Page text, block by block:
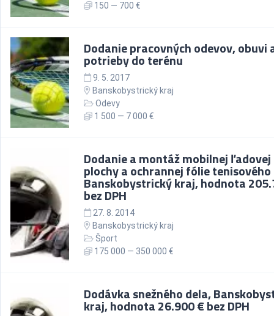
150 — 700 €
Dodanie pracovných odevov, obuvi
potrieby do terénu
9. 5. 2017
Banskobystrický kraj
Odevy
1 500 — 7 000 €
Dodanie a montáž mobilnej ľadovej
plochy a ochrannej fólie
Banskobystrický kraj, hodnota
bez DPH
27. 8. 2014
Banskobystrický kraj
Šport
175 000 — 350 000 €
Dodávka snežného dela,
kraj, hodnota 26.900 € bez DPH